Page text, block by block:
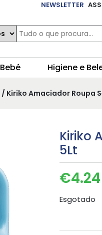
NEWSLETTER
Bebé Higiene e
/ Kiriko Amaciador Roupa
Kiriko
5Lt
€4.24
Esgotado